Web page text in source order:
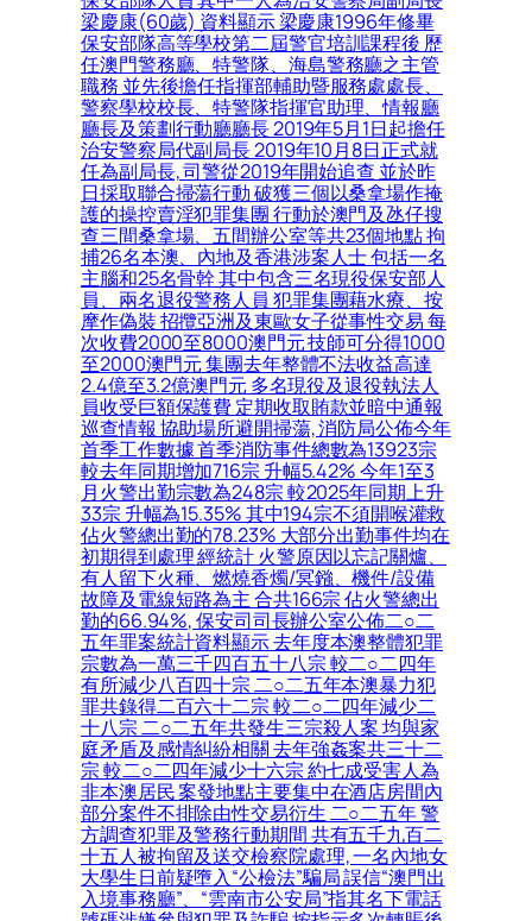
梁慶康(60歲) 資料顯示 梁慶康1996年修畢
保安部隊高等學校第二屆警官培訓課程後 歷
任澳門警務廳、特警隊、海島警務廳之主管
職務 並先後擔任指揮部輔助暨服務處處長、
警察學校校長、特警隊指揮官助理、情報廳
廳長及策劃行動廳廳長 2019年5月1日起擔任
治安警察局代副局長 2019年10月8日正式就
任為副局長, 司警從2019年開始追查 並於昨
日採取聯合掃蕩行動 破獲三個以桑拿場作掩
護的操控賣淫犯罪集團 行動於澳門及氹仔搜
查三間桑拿場、五間辦公室等共23個地點 拘
捕26名本澳、內地及香港涉案人士 包括一名
主腦和25名骨幹 其中包含三名現役保安部人
員、兩名退役警務人員 犯罪集團藉水療、按
摩作偽裝 招攬亞洲及東歐女子從事性交易 每
次收費2000至8000澳門元 技師可分得1000
至2000澳門元 集團去年整體不法收益高達
2.4億至3.2億澳門元 多名現役及退役執法人
員收受巨額保護費 定期收取賄款並暗中通報
巡查情報 協助場所避開掃蕩, 消防局公佈今年
首季工作數據 首季消防事件總數為13923宗
較去年同期增加716宗 升幅5.42% 今年1至3
月火警出勤宗數為248宗 較2025年同期上升
33宗 升幅為15.35% 其中194宗不須開喉灌救
佔火警總出勤的78.23% 大部分出勤事件均在
初期得到處理 經統計 火警原因以忘記關爐、
有人留下火種、燃燒香燭/冥鏹、機件/設備
故障及電線短路為主 合共166宗 佔火警總出
勤的66.94%, 保安司司長辦公室公佈二○二
五年罪案統計資料顯示 去年度本澳整體犯罪
宗數為一萬三千四百五十八宗 較二○二四年
有所減少八百四十宗 二○二五年本澳暴力犯
罪共錄得二百六十二宗 較二○二四年減少二
十八宗 二○二五年共發生三宗殺人案 均與家
庭矛盾及感情糾紛相關 去年強姦案共三十二
宗 較二○二四年減少十六宗 約七成受害人為
非本澳居民 案發地點主要集中在酒店房間內
部分案件不排除由性交易衍生 二○二五年 警
方調查犯罪及警務行動期間 共有五千九百二
十五人被拘留及送交檢察院處理, 一名內地女
大學生日前疑墮入“公檢法”騙局 誤信“澳門出
入境事務廳”、“雲南市公安局”指其名下電話